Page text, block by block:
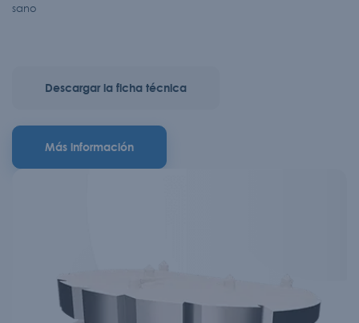
sano
Descargar la ficha técnica
Más información